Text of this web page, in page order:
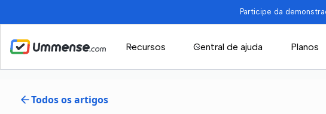
Participe da
Recursos Central de ajuda Planos
Todos os artigos